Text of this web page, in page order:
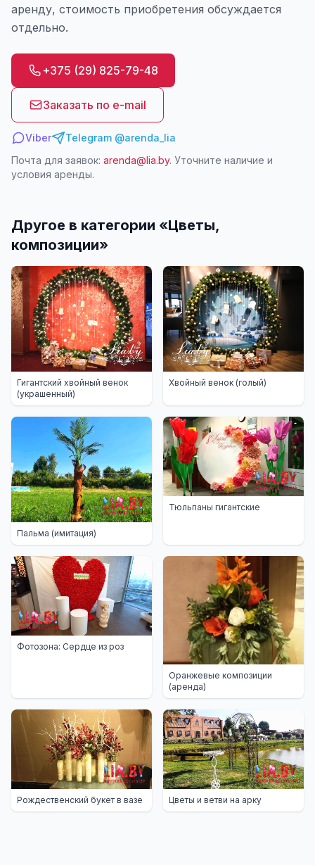
аренду, стоимость приобретения обсуждается
отдельно.
+375 (29) 825-79-48
Заказать по e-mail
Viber
Telegram @arenda_lia
Почта для заявок: arenda@lia.by. Уточните наличие и
условия аренды.
Другое в категории «Цветы,
композиции»
Гигантский хвойный венок
(украшенный)
Хвойный венок (голый)
Пальма (имитация)
Тюльпаны гигантские
Фотозона: Сердце из роз
Оранжевые композиции
(аренда)
Рождественский букет в вазе Цветы и ветви на арку